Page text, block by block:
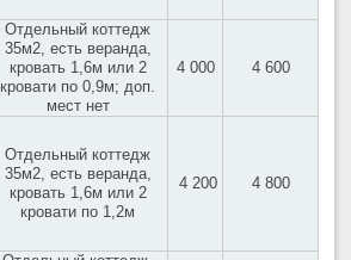
Отдельный коттедж
35м2, есть веранда,
кровать 1,6м или 2
кровати по 0,9м; доп.
мест нет
4 000 4 600
Отдельный коттедж
35м2, есть веранда,
кровать 1,6м или 2
кровати по 1,2м
4 200 4 800